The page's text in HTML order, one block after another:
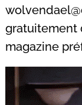
gratuitement
magazine